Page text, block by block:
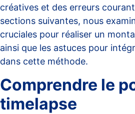
créatives et des erreurs
sections suivantes, nous
cruciales pour réaliser un
ainsi que les astuces pour
dans cette méthode.
Comprendre le
timelapse